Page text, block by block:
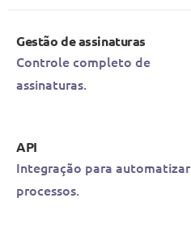
Gestão de assinaturas
Controle completo de
assinaturas.
API
Integração para automatizar
processos.